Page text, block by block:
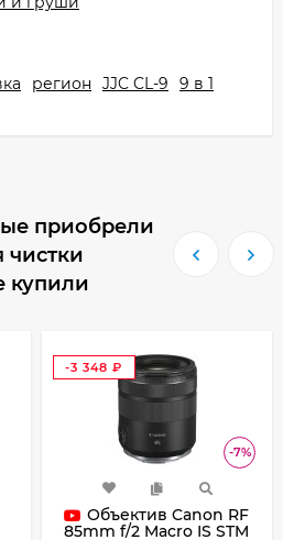
регион JJC CL-9 9 в 1
приобрели
чистки
купили
-7%
-3 348
₽
Объектив Canon RF
85mm f/2 Macro IS STM